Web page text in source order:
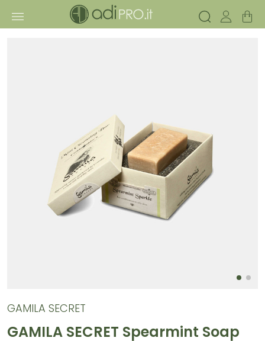
GAMILA SECRET
GAMILA SECRET Spearmint Soap